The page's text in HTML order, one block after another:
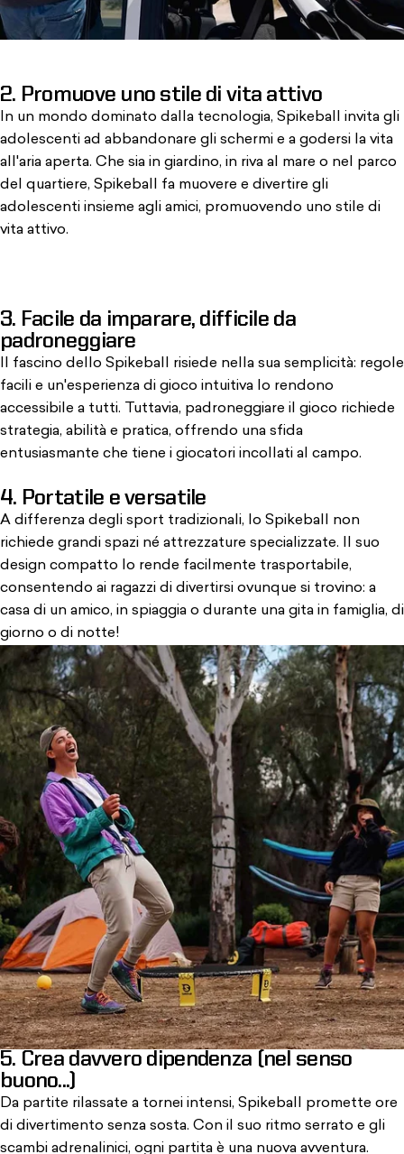
2. Promuove uno stile di vita attivo
In un mondo dominato dalla tecnologia, Spikeball invita gli
adolescenti ad abbandonare gli schermi e a godersi la vita
all'aria aperta. Che sia in giardino, in riva al mare o nel parco
del quartiere, Spikeball fa muovere e divertire gli
adolescenti insieme agli amici, promuovendo uno stile di
vita attivo.
3. Facile da imparare, difficile da
padroneggiare
Il fascino dello Spikeball risiede nella sua semplicità: regole
facili e un'esperienza di gioco intuitiva lo rendono
accessibile a tutti. Tuttavia, padroneggiare il gioco richiede
strategia, abilità e pratica, offrendo una sfida
entusiasmante che tiene i giocatori incollati al campo.
4. Portatile e versatile
A differenza degli sport tradizionali, lo Spikeball non
richiede grandi spazi né attrezzature specializzate. Il suo
design compatto lo rende facilmente trasportabile,
consentendo ai ragazzi di divertirsi ovunque si trovino: a
casa di un amico, in spiaggia o durante una gita in famiglia, di
giorno o di notte!
5. Crea davvero dipendenza (nel senso
buono...)
Da partite rilassate a tornei intensi, Spikeball promette ore
di divertimento senza sosta. Con il suo ritmo serrato e gli
scambi adrenalinici, ogni partita è una nuova avventura.